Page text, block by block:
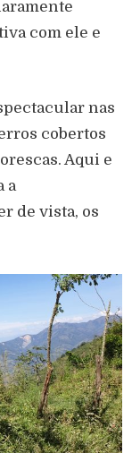
com ele e
nas
cobertos
Aqui e
a
de vista, os